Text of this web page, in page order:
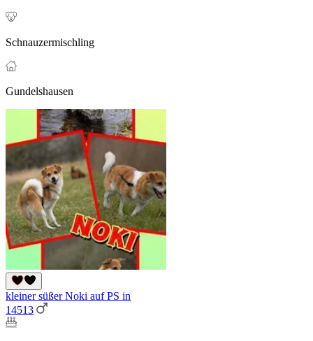
Schnauzermischling
Gundelshausen
kleiner süßer Noki auf PS in
14513